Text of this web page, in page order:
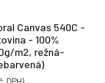
Canvas 540C -
- 100%
m2, režná-